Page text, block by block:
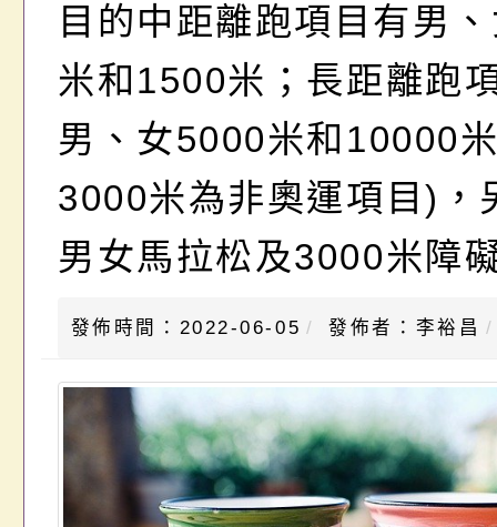
目的中距離跑項目有男
米和1500米；長距離跑
男、女5000米和10000
3000米為非奧運項目)，
男女馬拉松及3000米障
發佈時間：2022-06-05 發佈者：李裕昌